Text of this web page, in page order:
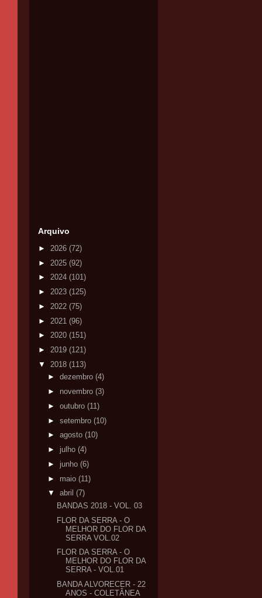
Arquivo
► 2026 (72)
► 2025 (92)
► 2024 (101)
► 2023 (125)
► 2022 (75)
► 2021 (96)
► 2020 (151)
► 2019 (121)
▼ 2018 (113)
► dezembro (4)
► novembro (3)
► outubro (11)
► setembro (10)
► agosto (10)
► julho (4)
► junho (6)
► maio (11)
▼ abril (7)
BANDAS 2018 - VOL. 03
FLOR DA SERRA - O
MELHOR DO FLOR DA
SERRA VOL.02
FLOR DA SERRA - O
MELHOR DO FLOR DA
SERRA - VOL.01
BANDA ALVORECER - 22
ANOS - COLETÂNEA